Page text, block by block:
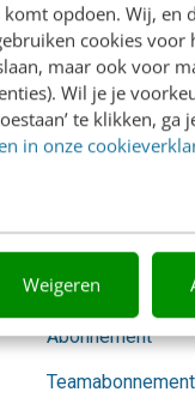
opdoen. Wij, en
cookies voor
maar ook voor
Wil je je
te klikken,
in onze
Weigeren
Video
AI
Content &
Social media
Abonnement
Teamabonnement